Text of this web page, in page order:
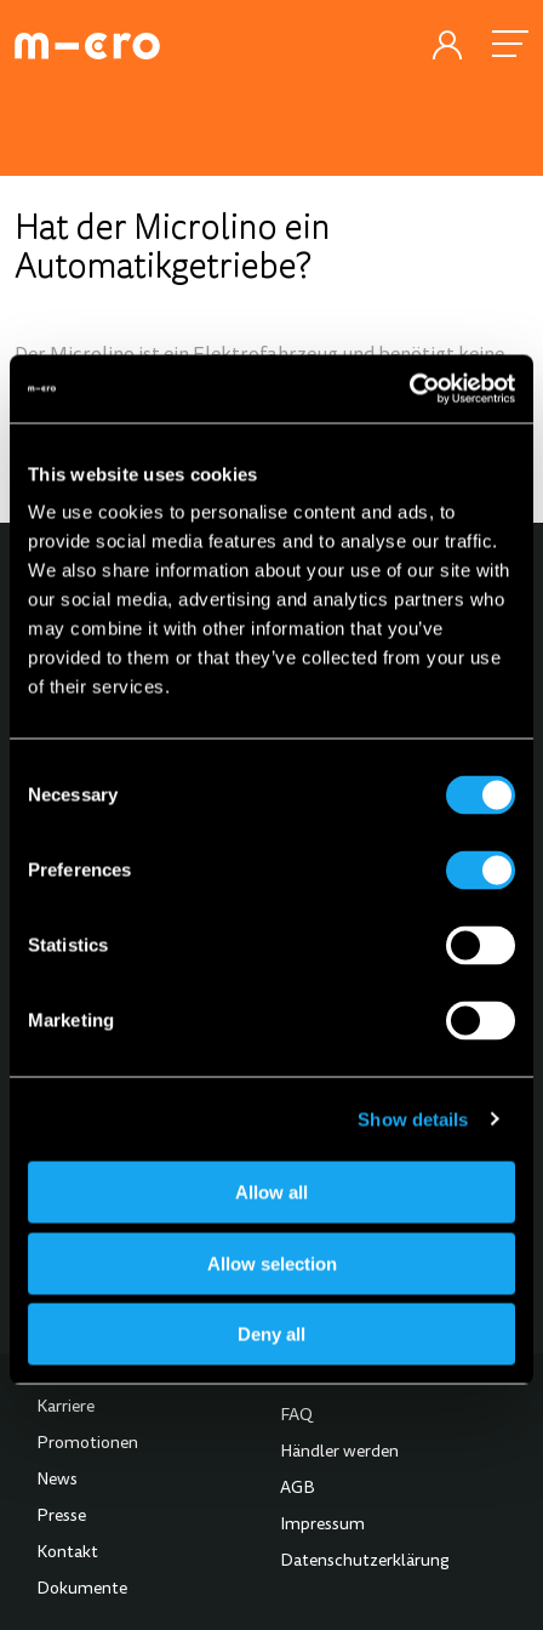
This website uses cookies
We use cookies to personalise content and ads, to
provide social media features and to analyse our traffic.
We also share information about your use of our site with
our social media, advertising and analytics partners who
may combine it with other information that you’ve
provided to them or that they’ve collected from your use
of their services.
Selection
Necessary
Preferences
Statistics
Marketing
Show details
Allow all
Allow selection
Deny all
Hat der Microlino ein
Automatikgetriebe?
Der Microlino ist ein Elektrofahrzeug und benötigt keine
unterschiedlichen Gänge. Der Microlino fährt sich wie ein
Spiaggina
Melde dich für den Newsletter an
Subscribe to our Newsletter
Karriere
Promotionen
News
Presse
Kontakt
Dokumente
FAQ
Händler werden
AGB
Impressum
Datenschutzerklärung